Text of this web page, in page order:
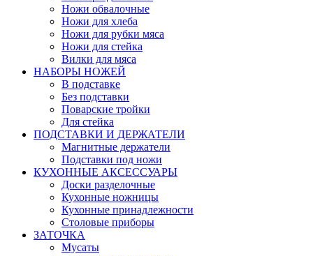
Ножи обвалочные
Ножи для хлеба
Ножи для рубки мяса
Ножи для стейка
Вилки для мяса
НАБОРЫ НОЖЕЙ
В подставке
Без подставки
Поварские тройки
Для стейка
ПОДСТАВКИ И ДЕРЖАТЕЛИ
Магнитные держатели
Подставки под ножи
КУХОННЫЕ АКСЕССУАРЫ
Доски разделочные
Кухонные ножницы
Кухонные принадлежности
Столовые приборы
ЗАТОЧКА
Мусаты